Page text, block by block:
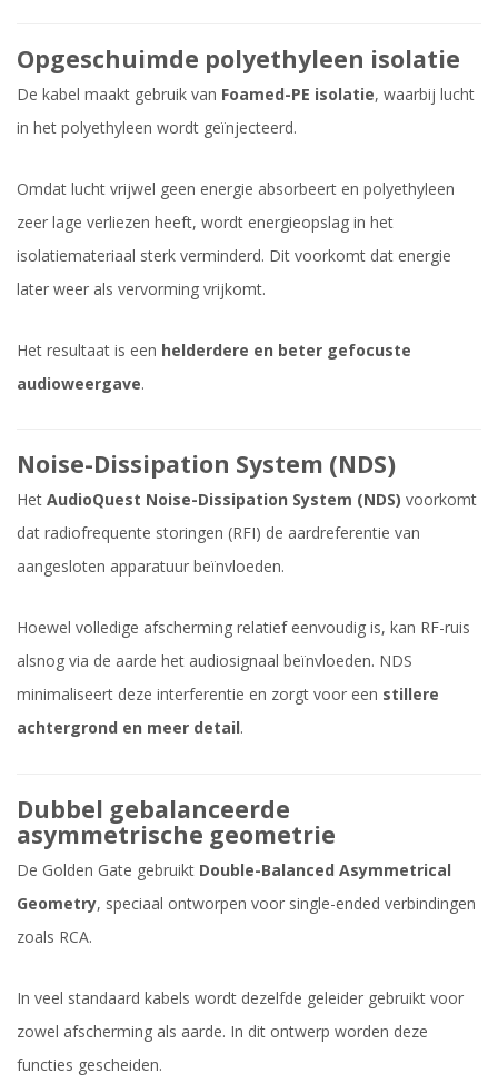
Opgeschuimde polyethyleen isolatie
De kabel maakt gebruik van Foamed-PE isolatie, waarbij lucht
in het polyethyleen wordt geïnjecteerd.
Omdat lucht vrijwel geen energie absorbeert en polyethyleen
zeer lage verliezen heeft, wordt energieopslag in het
isolatiemateriaal sterk verminderd. Dit voorkomt dat energie
later weer als vervorming vrijkomt.
Het resultaat is een helderdere en beter gefocuste
audioweergave.
Noise-Dissipation System (NDS)
Het AudioQuest Noise-Dissipation System (NDS) voorkomt
dat radiofrequente storingen (RFI) de aardreferentie van
aangesloten apparatuur beïnvloeden.
Hoewel volledige afscherming relatief eenvoudig is, kan RF-ruis
alsnog via de aarde het audiosignaal beïnvloeden. NDS
minimaliseert deze interferentie en zorgt voor een stillere
achtergrond en meer detail.
Dubbel gebalanceerde
asymmetrische geometrie
De Golden Gate gebruikt Double-Balanced Asymmetrical
Geometry, speciaal ontworpen voor single-ended verbindingen
zoals RCA.
In veel standaard kabels wordt dezelfde geleider gebruikt voor
zowel afscherming als aarde. In dit ontwerp worden deze
functies gescheiden.